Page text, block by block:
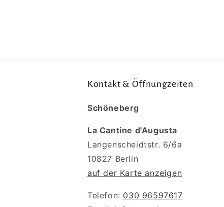
Kontakt & Öffnungzeiten
Schöneberg
La Cantine d'Augusta
Langenscheidtstr. 6/6a
10827 Berlin
auf der Karte anzeigen
Telefon: 030 96597617